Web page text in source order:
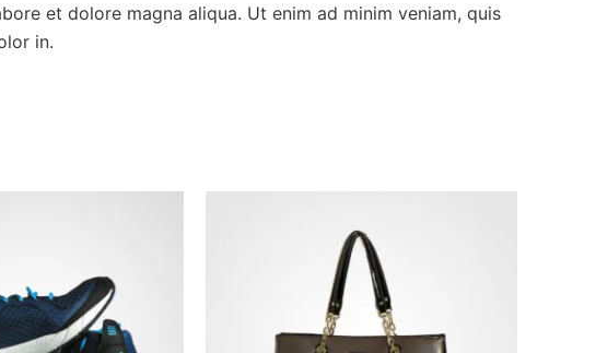
et dolore magna aliqua. Ut enim ad minim veniam, quis
in.